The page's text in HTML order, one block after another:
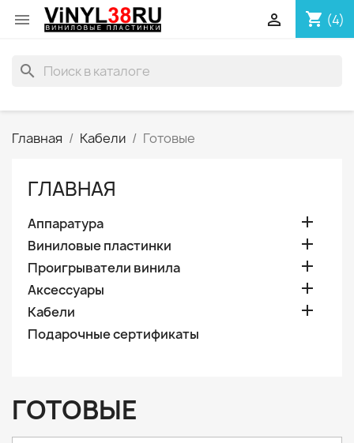
 shopping_cart (4)

search
Главная Кабели Готовые
ГЛАВНАЯ
Аппаратура 
Виниловые пластинки 
Проигрыватели винила 
Аксессуары 
Кабели 
Подарочные сертификаты
ГОТОВЫЕ